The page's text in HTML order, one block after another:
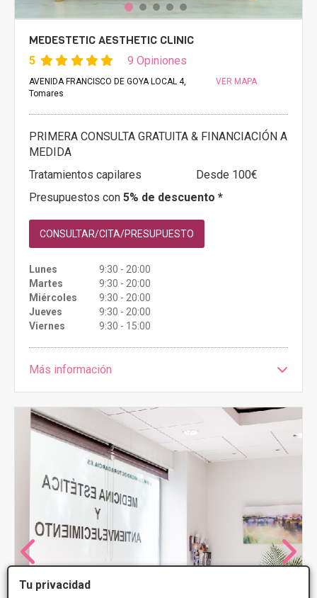
Tu privacidad
MEDESTETIC AESTHETIC CLINIC
5 9 Opiniones
AVENIDA FRANCISCO DE GOYA LOCAL 4,
Tomares
VER MAPA
PRIMERA CONSULTA GRATUITA & FINANCIACIÓN A
MEDIDA
Tratamientos capilares
Desde 100€
Presupuestos con 5% de descuento *
CONSULTAR/CITA/PRESUPUESTO
Lunes
9:30 - 20:00
Martes
9:30 - 20:00
Miércoles
9:30 - 20:00
Jueves
9:30 - 20:00
Viernes
9:30 - 15:00
Más información